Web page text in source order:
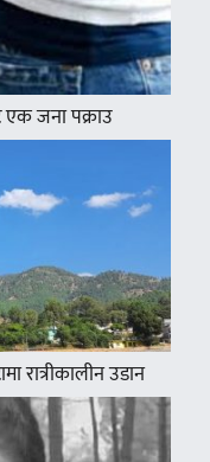
एक जना पक्राउ
रात्रीकालीन उडान